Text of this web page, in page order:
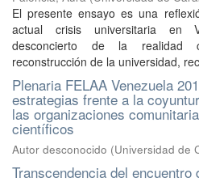
El presente ensayo es una
actual crisis universitaria en
desconcierto de la realidad
reconstrucción de la universidad,
Plenaria FELAA Venezuela
estrategias frente a la
las organizaciones
científicos
Autor desconocido (Universidad de
Transcendencia del encuentro